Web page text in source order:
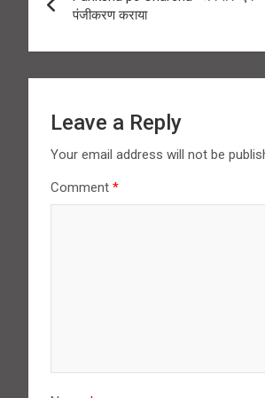
navigation
पंजीकरण कराया
Leave a Reply
Your email address will not be
Comment *